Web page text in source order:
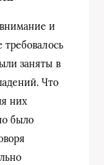
и
заняты в
Что
них
было